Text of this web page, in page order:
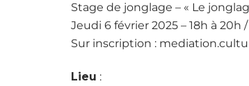
Stage de jonglage – « Le
Jeudi 6 février 2025 – 18h à
Sur inscription :
Lieu :